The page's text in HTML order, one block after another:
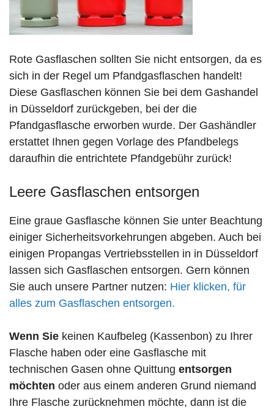
Rote Gasflaschen sollten Sie nicht entsorgen, da es
sich in der Regel um Pfandgasflaschen handelt!
Diese Gasflaschen können Sie bei dem Gashandel
in Düsseldorf zurückgeben, bei der die
Pfandgasflasche erworben wurde. Der Gashändler
erstattet Ihnen gegen Vorlage des Pfandbelegs
daraufhin die entrichtete Pfandgebühr zurück!
Leere Gasflaschen entsorgen
Eine graue Gasflasche können Sie unter Beachtung
einiger Sicherheitsvorkehrungen abgeben. Auch bei
einigen Propangas Vertriebsstellen in in Düsseldorf
lassen sich Gasflaschen entsorgen. Gern können
Sie auch unsere Partner nutzen: Hier klicken, für
alles zum Gasflaschen entsorgen.
Wenn Sie keinen Kaufbeleg (Kassenbon) zu Ihrer
Flasche haben oder eine Gasflasche mit
technischen Gasen ohne Quittung entsorgen
möchten oder aus einem anderen Grund niemand
Ihre Flasche zurücknehmen möchte, dann ist die